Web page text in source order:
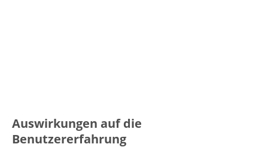
Auswirkungen auf die
Benutzererfahrung